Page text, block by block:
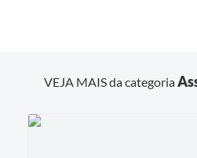
VEJA MAIS da categoria